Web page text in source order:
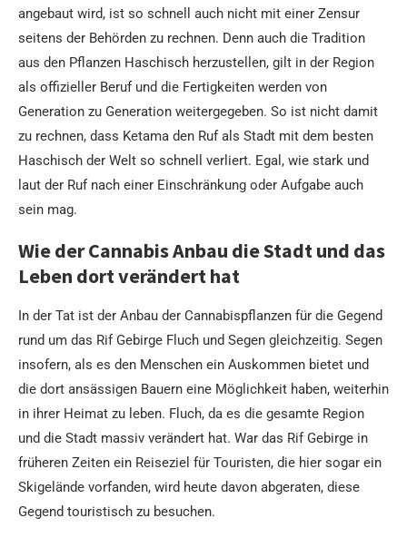
angebaut wird, ist so schnell auch nicht mit einer Zensur
seitens der Behörden zu rechnen. Denn auch die Tradition
aus den Pflanzen Haschisch herzustellen, gilt in der Region
als offizieller Beruf und die Fertigkeiten werden von
Generation zu Generation weitergegeben. So ist nicht damit
zu rechnen, dass Ketama den Ruf als Stadt mit dem besten
Haschisch der Welt so schnell verliert. Egal, wie stark und
laut der Ruf nach einer Einschränkung oder Aufgabe auch
sein mag.
Wie der Cannabis Anbau die Stadt und das
Leben dort verändert hat
In der Tat ist der Anbau der Cannabispflanzen für die Gegend
rund um das Rif Gebirge Fluch und Segen gleichzeitig. Segen
insofern, als es den Menschen ein Auskommen bietet und
die dort ansässigen Bauern eine Möglichkeit haben, weiterhin
in ihrer Heimat zu leben. Fluch, da es die gesamte Region
und die Stadt massiv verändert hat. War das Rif Gebirge in
früheren Zeiten ein Reiseziel für Touristen, die hier sogar ein
Skigelände vorfanden, wird heute davon abgeraten, diese
Gegend touristisch zu besuchen.